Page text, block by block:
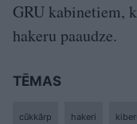
GRU kabinetiem,
hakeru paaudze.
TĒMAS
cūkkārp hakeri